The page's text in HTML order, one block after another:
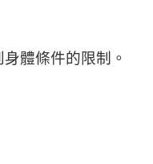
體條件的限制。